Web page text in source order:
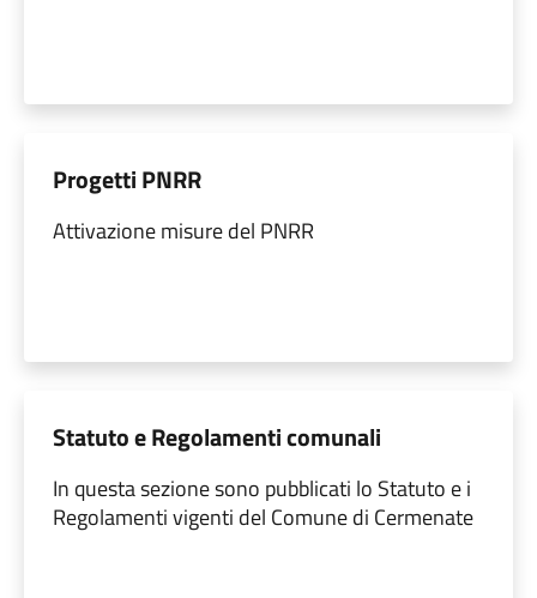
Progetti PNRR
Attivazione misure del PNRR
Statuto e Regolamenti comunali
In questa sezione sono pubblicati lo Statuto e i
Regolamenti vigenti del Comune di Cermenate